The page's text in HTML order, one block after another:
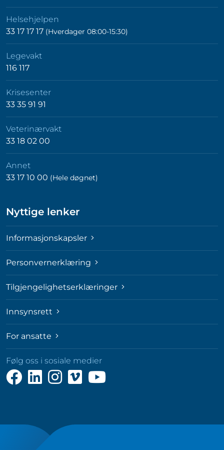
Helsehjelpen
33 17 17 17 (Hverdager 08:00-15:30)
Legevakt
116 117
Krisesenter
33 35 91 91
Veterinærvakt
33 18 02 00
Annet
33 17 10 00 (Hele døgnet)
Nyttige lenker
Informasjonskapsler
Personvernerklæring
Tilgjengelighetserklæringer
Innsynsrett
For ansatte
Følg oss i sosiale medier
Følg
oss
Følg
oss
Følg
oss
Følg
oss
Følg
oss